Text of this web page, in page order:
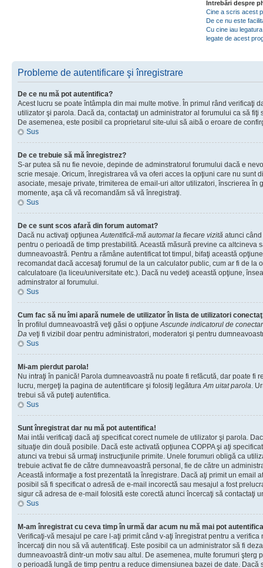
Întrebări despre
Cine a scris acest
De ce nu este
Cu cine iau
legate de acest
Probleme de autentificare şi înregistrare
De ce nu mă pot autentifica?
Acest lucru se poate întâmpla din mai multe motive. În primul rând verificaţi
utilizator şi parola. Dacă da, contactaţi un administrator al forumului ca să fiţi
De asemenea, este posibil ca proprietarul site-ului să aibă o eroare de
Sus
De ce trebuie să mă înregistrez?
S-ar putea să nu fie nevoie, depinde de adminstratorul forumului dacă e
scrie mesaje. Oricum, înregistrarea vă va oferi acces la opţiuni care nu sunt
asociate, mesaje private, trimiterea de email-uri altor utilizatori, înscrierea în
momente, aşa că vă recomandăm să vă înregistraţi.
Sus
De ce sunt scos afară din forum automat?
Dacă nu activaţi opţiuneaAutentifică-mă automat la fiecare vizită atunci
pentru o perioadă de timp prestabilită. Această măsură previne ca altcineva
dumneavoastră. Pentru a rămâne autentificat tot timpul, bifaţi această
recomandat dacă accesaţi forumul de la un calculator public, cum ar fi de la
calculatoare (la liceu/universitate etc.). Dacă nu vedeţi această opţiune,
adminstrator al forumului.
Sus
Cum fac să nu îmi apară numele de utilizator în lista de utilizatori
În profilul dumneavoastră veţi găsi o opţiuneAscunde indicatorul de
Da veţi fi vizibil doar pentru administratori, moderatori şi pentru
Sus
Mi-am pierdut parola!
Nu intraţi în panică! Parola dumneavoastră nu poate fi refăcută, dar poate fi
lucru, mergeţi la pagina de autentificare şi folosiţi legăturaAm uitat parola.
trebui să vă puteţi autentifica.
Sus
Sunt înregistrat dar nu mă pot autentifica!
Mai intâi verificaţi dacă aţi specificat corect numele de utilizator şi parola.
situaţie din două posibile. Dacă este activată opţiunea COPPA şi aţi
atunci va trebui să urmaţi instrucţiunile primite. Unele forumuri obligă ca
trebuie activat fie de către dumneavoastră personal, fie de către un
Această informaţie a fost prezentată la înregistrare. Dacă aţi primit un email
posibil să fi specificat o adresă de e-mail incorectă sau mesajul a fost
sigur că adresa de e-mail folosită este corectă atunci încercaţi să contactaţi
Sus
M-am înregistrat cu ceva timp în urmă dar acum nu mă mai pot
Verificaţi-vă mesajul pe care l-aţi primit când v-aţi înregistrat pentru a
încercaţi din nou să vă autentificaţi. Este posibil ca un administrator să fi
dumneavoastră dintr-un motiv sau altul. De asemenea, multe forumuri şterg
o perioadă lungă de timp pentru a reduce dimensiunea bazei de date. Dacă